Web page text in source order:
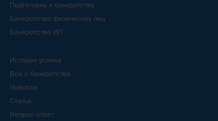
Подготовка к банкротству
Банкротство физических лиц
Банкротство ИП
Истории успеха
Все о банкротстве
Новости
Статьи
Вопрос-ответ